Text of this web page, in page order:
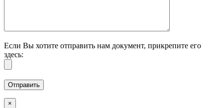
Если Вы хотите отправить нам документ, прикрепите его
здесь:
×